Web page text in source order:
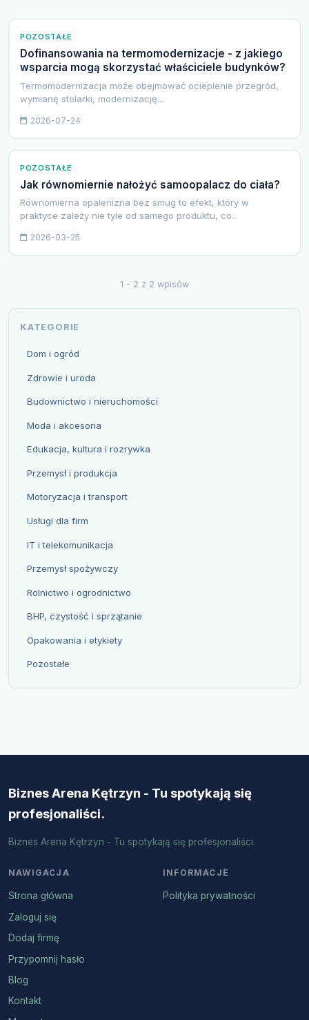
POZOSTAŁE
Dofinansowania na termomodernizacje - z jakiego
wsparcia mogą skorzystać właściciele budynków?
Termomodernizacja może obejmować ocieplenie przegród,
wymianę stolarki, modernizację...
2026-07-24
POZOSTAŁE
Jak równomiernie nałożyć samoopalacz do ciała?
Równomierna opalenizna bez smug to efekt, który w
praktyce zależy nie tyle od samego produktu, co...
2026-03-25
1 - 2 z 2 wpisów
KATEGORIE
Dom i ogród
Zdrowie i uroda
Budownictwo i nieruchomości
Moda i akcesoria
Edukacja, kultura i rozrywka
Przemysł i produkcja
Motoryzacja i transport
Usługi dla firm
IT i telekomunikacja
Przemysł spożywczy
Rolnictwo i ogrodnictwo
BHP, czystość i sprzątanie
Opakowania i etykiety
Pozostałe
Biznes Arena Kętrzyn - Tu spotykają się
profesjonaliści.
Biznes Arena Kętrzyn - Tu spotykają się profesjonaliści.
NAWIGACJA
Strona główna
Zaloguj się
Dodaj firmę
Przypomnij hasło
Blog
Kontakt
INFORMACJE
Polityka prywatności